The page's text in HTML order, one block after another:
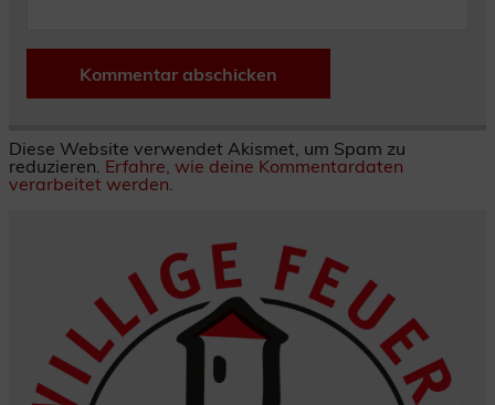
Diese Website verwendet Akismet, um Spam zu
reduzieren. Erfahre, wie deine Kommentardaten
verarbeitet werden.